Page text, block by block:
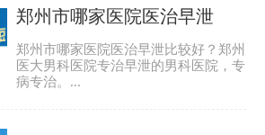
郑州市哪家医院医治早泄
郑州市哪家医院医治早泄比较好？郑州
医大男科医院专治早泄的男科医院，专
病专治。...